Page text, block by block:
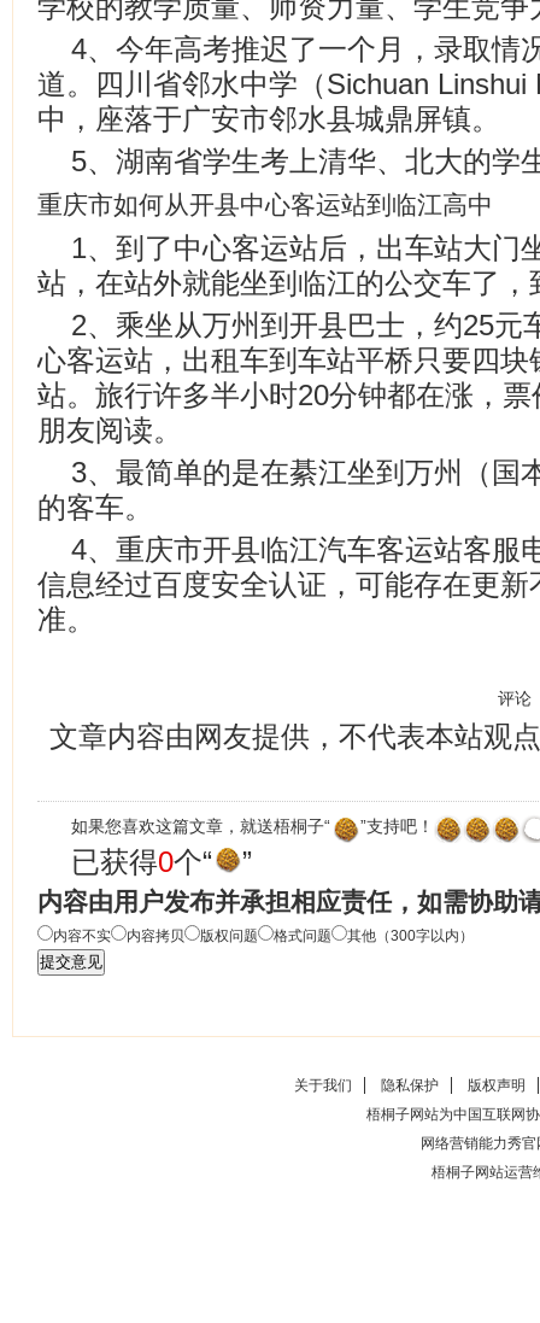
学校的教学质量、师资力量、学生竞争
4、今年高考推迟了一个月，录取情
道。四川省邻水中学（Sichuan
中，座落于广安市邻水县城鼎屏镇。
5、湖南省学生考上清华、北大的学
重庆市如何从开县中心客运站到临江高中
1、到了中心客运站后，出车站大门
站，在站外就能坐到临江的公交车了，
2、乘坐从万州到开县巴士，约25元
心客运站，出租车到车站平桥只要四
站。旅行许多半小时20分钟都在涨，
朋友阅读。
3、最简单的是在綦江坐到万州（国
的客车。
4、重庆市开县临江汽车客运站客服
信息经过百度安全认证，可能存在更
准。
评论
文章内容由网友提供，不代表本站观点
如果您喜欢这篇文章，就送梧桐子“ ”支持吧！
已获得0个“ ”
内容由用户发布并承担相应责任，如需协助
内容不实 内容拷贝 版权问题 格式问题 其他（300字以内）
关于我们 隐私保护
版权声明
梧桐子网站为中国互联网
网络营销能力秀官
梧桐子网站运营